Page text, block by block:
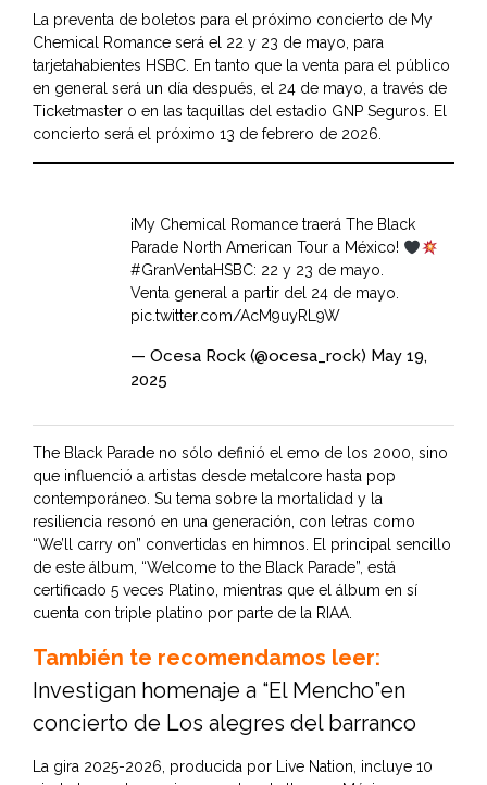
La preventa de boletos para el próximo concierto de My
Chemical Romance será el 22 y 23 de mayo, para
tarjetahabientes HSBC. En tanto que la venta para el público
en general será un día después, el 24 de mayo, a través de
Ticketmaster o en las taquillas del estadio GNP Seguros. El
concierto será el próximo 13 de febrero de 2026.
¡My Chemical Romance traerá The Black
Parade North American Tour a México!
#GranVentaHSBC: 22 y 23 de mayo.
Venta general a partir del 24 de mayo.
pic.twitter.com/AcM9uyRL9W
— Ocesa Rock (@ocesa_rock) May 19,
2025
The Black Parade no sólo definió el emo de los 2000, sino
que influenció a artistas desde metalcore hasta pop
contemporáneo. Su tema sobre la mortalidad y la
resiliencia resonó en una generación, con letras como
“We’ll carry on” convertidas en himnos. El principal sencillo
de este álbum, “Welcome to the Black Parade”, está
certificado 5 veces Platino, mientras que el álbum en sí
cuenta con triple platino por parte de la RIAA.
También te recomendamos leer:
Investigan homenaje a “El Mencho”en
concierto de Los alegres del barranco
La gira 2025-2026, producida por Live Nation, incluye 10